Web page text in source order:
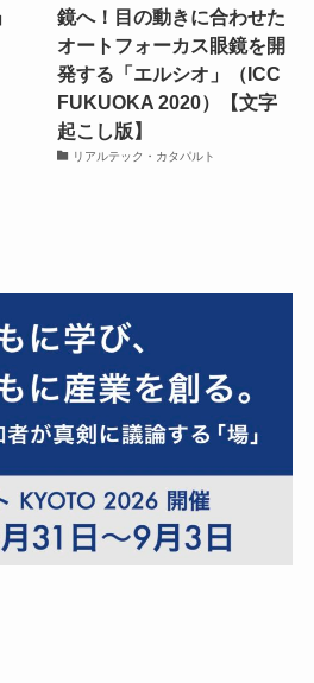
鏡へ！目の動きに合わせた
オートフォーカス眼鏡を開
発する「エルシオ」（ICC
FUKUOKA 2020）【文字
起こし版】
リアルテック・カタパルト